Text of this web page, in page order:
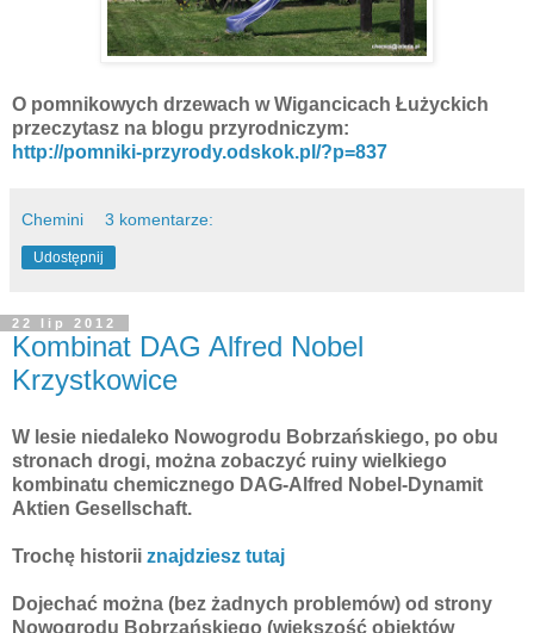
O pomnikowych drzewach w Wigancicach Łużyckich
przeczytasz na blogu przyrodniczym:
http://pomniki-przyrody.odskok.pl/?p=837
Chemini 3 komentarze:
Udostępnij
22 lip 2012
Kombinat DAG Alfred Nobel
Krzystkowice
W lesie niedaleko Nowogrodu Bobrzańskiego, po obu
stronach drogi, można zobaczyć ruiny wielkiego
kombinatu chemicznego DAG-Alfred Nobel-Dynamit
Aktien Gesellschaft.
Trochę historii znajdziesz tutaj
Dojechać można (bez żadnych problemów) od strony
Nowogrodu Bobrzańskiego (większość obiektów